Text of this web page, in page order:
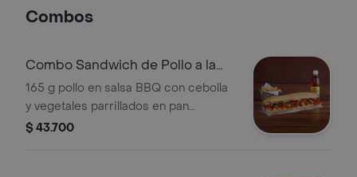
Combos
Combo Sandwich de Pollo a la
Parrillla
165 g pollo en salsa BBQ con cebolla
y vegetales parrillados en pan
horneado acompañado de una
$ 43.700